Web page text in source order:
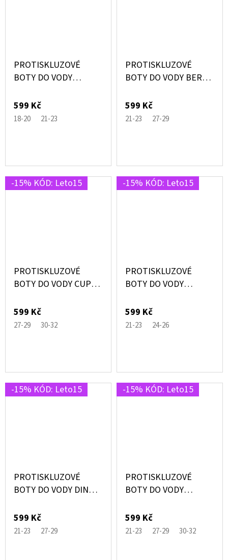
PROTISKLUZOVÉ
BOTY DO VODY
JEDNOROŽCEM –
SLIPSTOP®
599 Kč
18-20 21-23
PROTISKLUZOVÉ
BOTY DO VODY BERKO
ŽRALOKY – SLIPSTOP®
599 Kč
21-23 27-29
-15% KÓD: Leto15
PROTISKLUZOVÉ
BOTY DO VODY CUP
KOČKAMI –
SLIPSTOP®
599 Kč
27-29 30-32
-15% KÓD: Leto15
PROTISKLUZOVÉ
BOTY DO VODY
PLAMEŇÁKEM –
SLIPSTOP®
599 Kč
21-23 24-26
-15% KÓD: Leto15
PROTISKLUZOVÉ
BOTY DO VODY DINO
– SLIPSTOP®
599 Kč
21-23 27-29
-15% KÓD: Leto15
PROTISKLUZOVÉ
BOTY DO VODY
ZMRZLINAMI –
SLIPSTOP®
599 Kč
21-23 27-29 30-32